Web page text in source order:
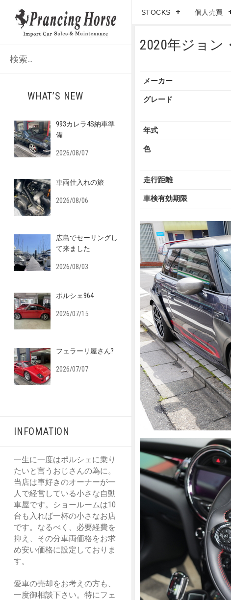
WHAT’S NEW
993カレラ4S納車準
備
2026/08/07
車両仕入れの旅
2026/08/06
広島でセーリングし
て来ました
2026/08/03
ポルシェ964
2026/07/15
フェラーリ屋さん?
2026/07/07
INFOMATION
一生に一度はポルシェに乗り
たいと言うおじさんの為に。
当店は車好きのオーナーが一
人で経営している小さな自動
車屋です。ショールームは10
台も入れば一杯の小さなお店
です。なるべく、必要経費を
抑え、その分車両価格をお求
め安い価格に設定しておりま
す。
愛車の売却をお考えの方も、
一度御相談下さい。特にフェ
STOCKS 個人売買
2020年ジョン
メーカー
グレード
年式
色
走行距離
車検有効期限